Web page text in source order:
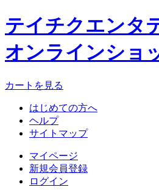
テイチクエンタ
オンラインショ
カートを見る
はじめての方へ
ヘルプ
サイトマップ
マイページ
新規会員登録
ログイン